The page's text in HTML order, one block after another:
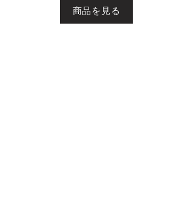
商品を見る